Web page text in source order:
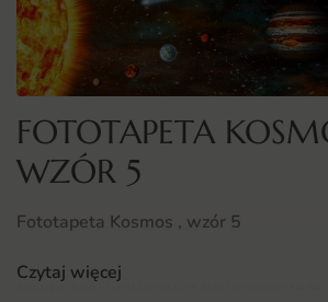
FOTOTAPETA
WZÓR 5
Fototapeta Kosmos , wzór 5
wszystkich miłośników astronomii oraz
Czytaj więcej